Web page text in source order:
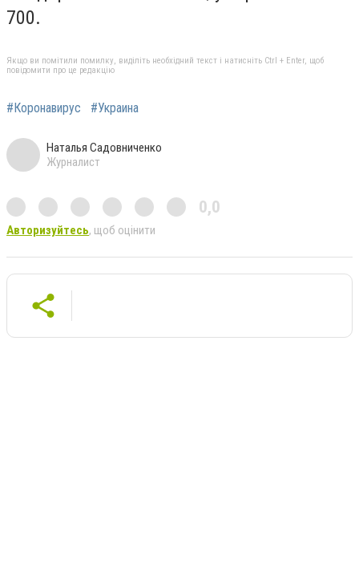
700.
Якщо ви помітили помилку, виділіть необхідний текст і натисніть Ctrl + Enter, щоб
повідомити про це редакцію
#Коронавирус #Украина
Наталья Садовниченко
Журналист
0,0
Авторизуйтесь, щоб оцінити